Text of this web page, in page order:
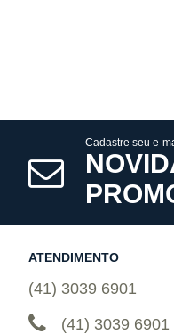
Cadastre seu e-
ATENDIMENTO
(41) 3039 6901
(41) 3039 6901